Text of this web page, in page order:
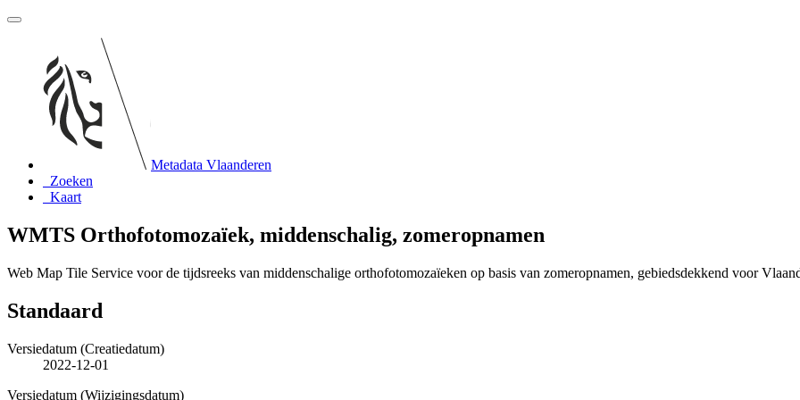
Metadata Vlaanderen
Zoeken
Kaart
WMTS Orthofotomozaïek, middenschalig, zomeropnamen
Web Map Tile Service voor de tijdsreeks van middenschalige orthofotomozaïeken op basis van zomeropnamen, gebiedsdekkend voor
Standaard
Versiedatum (Creatiedatum)
2022-12-01
Versiedatum (Wijzigingsdatum)